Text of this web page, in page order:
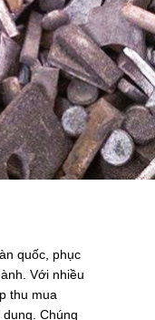
quốc, phục
Với nhiều
thu mua
Chúng